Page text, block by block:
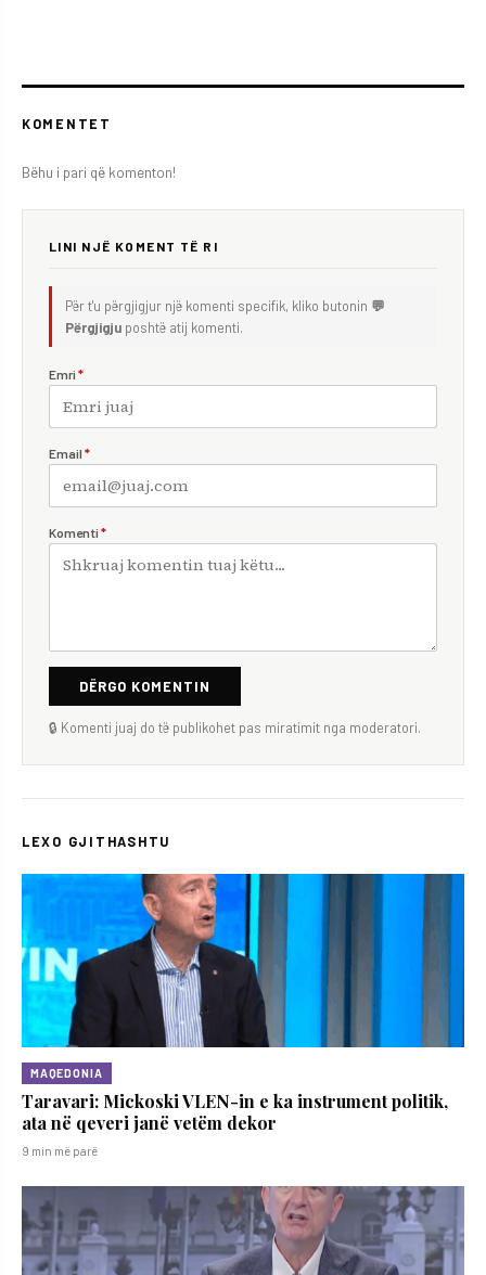
KOMENTET
Bëhu i pari që komenton!
LINI NJË KOMENT TË RI
Për t'u përgjigjur një komenti specifik, kliko butonin 💬
Përgjigju poshtë atij komenti.
Emri *
Email *
Komenti *
DËRGO KOMENTIN
🔒 Komenti juaj do të publikohet pas miratimit nga moderatori.
LEXO GJITHASHTU
MAQEDONIA
Taravari: Mickoski VLEN-in e ka instrument politik,
ata në qeveri janë vetëm dekor
9 min më parë